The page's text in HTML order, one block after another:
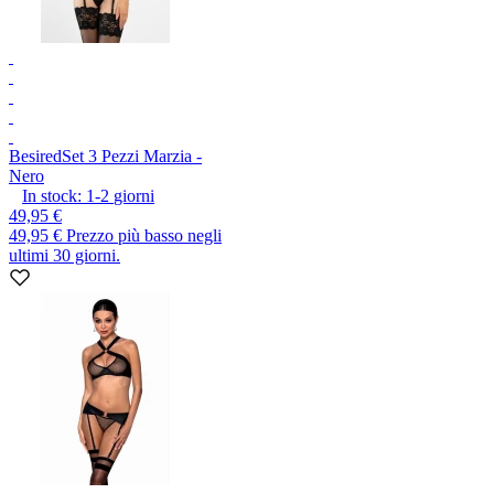
BesiredSet 3 Pezzi Marzia -
Nero
In stock: 1-2 giorni
49,95 €
49,95 € Prezzo più basso negli
ultimi 30 giorni.